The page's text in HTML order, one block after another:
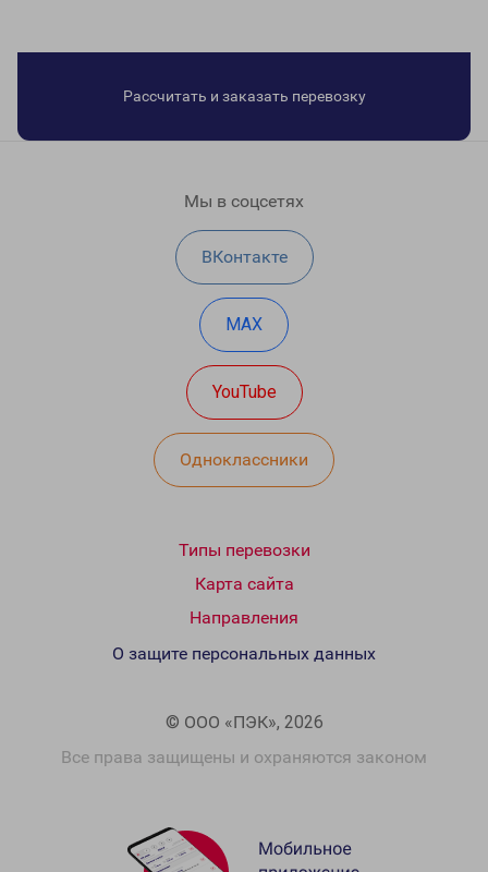
Рассчитать и заказать перевозку
Мы в соцсетях
ВКонтакте
MAX
YouTube
Одноклассники
Типы перевозки
Карта сайта
Направления
© ООО «ПЭК», 2026
Все права защищены и охраняются законом
О защите персональных данных